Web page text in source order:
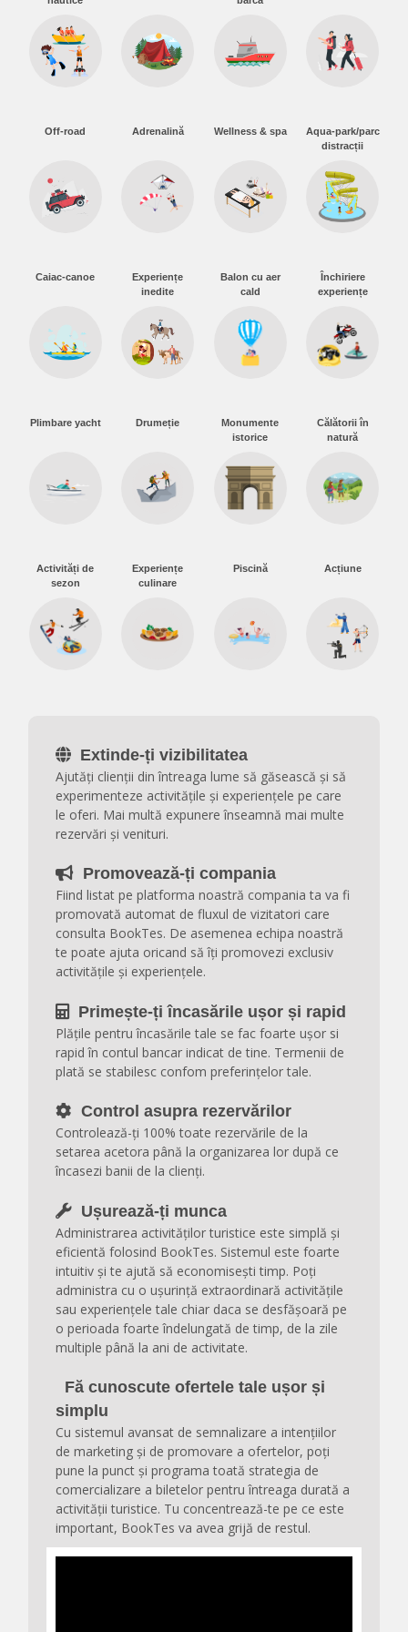
Off-road Adrenalină Wellness & spa
Aqua-park/parc
distracții
Caiac-canoe
Experiențe
inedite
Balon cu aer
cald
Închiriere
experiențe
Plimbare yacht Drumeție
Monumente
istorice
Călătorii în
natură
Activități de
sezon
Experiențe
culinare
Piscină Acțiune
Extinde-ți vizibilitatea
Ajutăți clienții din întreaga lume să găsească și să
experimenteze activitățile și experiențele pe care
le oferi. Mai multă expunere înseamnă mai multe
rezervări și venituri.
Promovează-ți compania
Fiind listat pe platforma noastră compania ta va fi
promovată automat de fluxul de vizitatori care
consulta BookTes. De asemenea echipa noastră
te poate ajuta oricand să îți promovezi exclusiv
activitățile și experiențele.
Primește-ți încasările ușor și rapid
Plățile pentru încasările tale se fac foarte ușor si
rapid în contul bancar indicat de tine. Termenii de
plată se stabilesc confom preferințelor tale.
Control asupra rezervărilor
Controlează-ți 100% toate rezervările de la
setarea acetora până la organizarea lor după ce
încasezi banii de la clienți.
Ușurează-ți munca
Administrarea activităților turistice este simplă și
eficientă folosind BookTes. Sistemul este foarte
intuitiv și te ajută să economisești timp. Poți
administra cu o ușurință extraordinară activitățile
sau experiențele tale chiar daca se desfășoară pe
o perioada foarte îndelungată de timp, de la zile
multiple până la ani de activitate.
Fă cunoscute ofertele tale ușor și
simplu
Cu sistemul avansat de semnalizare a intențiilor
de marketing și de promovare a ofertelor, poți
pune la punct și programa toată strategia de
comercializare a biletelor pentru întreaga durată a
activității turistice. Tu concentrează-te pe ce este
important, BookTes va avea grijă de restul.